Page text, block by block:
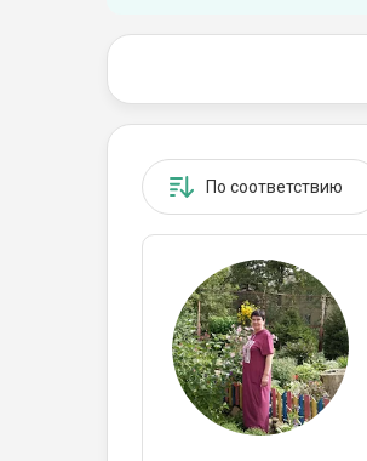
По соответствию